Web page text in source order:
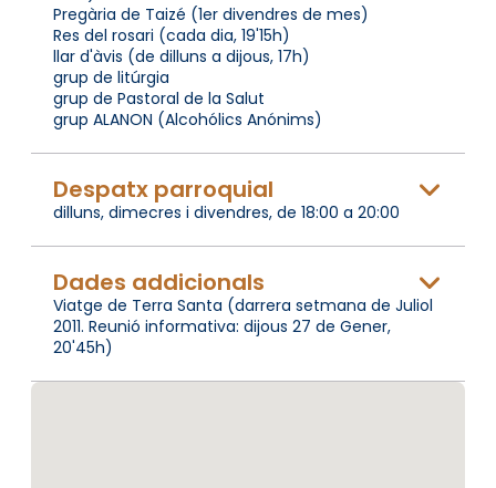
Pregària de Taizé (1er divendres de mes)
Res del rosari (cada dia, 19'15h)
llar d'àvis (de dilluns a dijous, 17h)
grup de litúrgia
grup de Pastoral de la Salut
grup ALANON (Alcohólics Anónims)
Despatx parroquial
dilluns, dimecres i divendres, de 18:00 a 20:00
Dades addicionals
Viatge de Terra Santa (darrera setmana de Juliol
2011. Reunió informativa: dijous 27 de Gener,
20'45h)